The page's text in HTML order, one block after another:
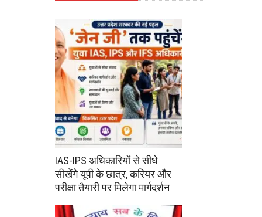
IAS-IPS अधिकारियों से सीधे
सीखेंगे यूपी के छात्र, करियर और
परीक्षा तैयारी पर मिलेगा मार्गदर्शन